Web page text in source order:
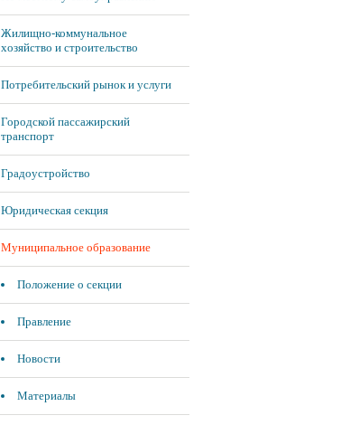
Жилищно-коммунальное
хозяйство и строительство
Потребительский рынок и услуги
Городской пассажирский
транспорт
Градоустройство
Юридическая секция
Муниципальное образование
Положение о секции
Правление
Новости
Материалы